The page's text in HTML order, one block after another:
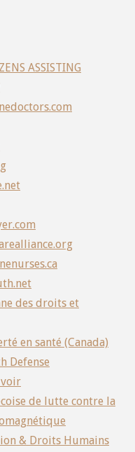
ASSISTING
des droits et
en santé (Canada)
Defense
de lutte contre la
& Droits Humains